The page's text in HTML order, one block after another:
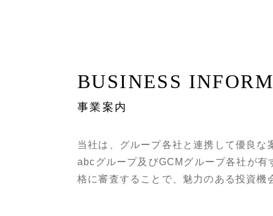
BUSINESS
事業案内
当社は、グループ各社と連携して優良な
abcグループ及びGCMグループ各社が
格に審査することで、魅力のある投資機